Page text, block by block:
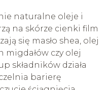
naturalne oleje i
na skórze cienki film
się masło shea, olej
migdałów czy olej
składników działa
barierę